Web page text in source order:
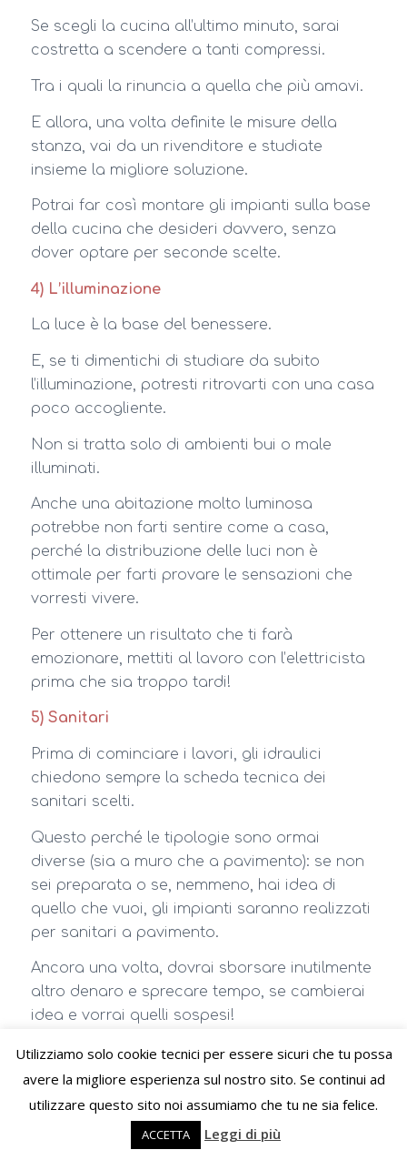
Se scegli la cucina all’ultimo minuto, sarai
costretta a scendere a tanti compressi.
Tra i quali la rinuncia a quella che più amavi.
E allora, una volta definite le misure della
stanza, vai da un rivenditore e studiate
insieme la migliore soluzione.
Potrai far così montare gli impianti sulla base
della cucina che desideri davvero, senza
dover optare per seconde scelte.
4) L’illuminazione
La luce è la base del benessere.
E, se ti dimentichi di studiare da subito
l’illuminazione, potresti ritrovarti con una casa
poco accogliente.
Non si tratta solo di ambienti bui o male
illuminati.
Anche una abitazione molto luminosa
potrebbe non farti sentire come a casa,
perché la distribuzione delle luci non è
ottimale per farti provare le sensazioni che
vorresti vivere.
Per ottenere un risultato che ti farà
emozionare, mettiti al lavoro con l’elettricista
prima che sia troppo tardi!
5) Sanitari
Prima di cominciare i lavori, gli idraulici
chiedono sempre la scheda tecnica dei
sanitari scelti.
Questo perché le tipologie sono ormai
diverse (sia a muro che a pavimento): se non
sei preparata o se, nemmeno, hai idea di
quello che vuoi, gli impianti saranno realizzati
per sanitari a pavimento.
Ancora una volta, dovrai sborsare inutilmente
altro denaro e sprecare tempo, se cambierai
idea e vorrai quelli sospesi!
A meno di non accontentarsi di qualcosa che
non vorresti.
6) Finiture e rivestimenti alle pareti
Qui vale lo stesso discorso dei pavimenti.
Utilizziamo solo cookie tecnici per essere sicuri che tu possa
avere la migliore esperienza sul nostro sito. Se continui ad
utilizzare questo sito noi assumiamo che tu ne sia felice.
ACCETTA Leggi di più